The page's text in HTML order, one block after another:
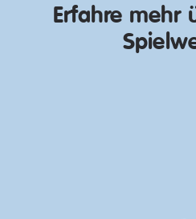
Erfahre mehr
Jetzt